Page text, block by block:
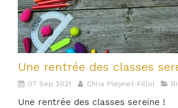
Une rentrée des classes
07 Sep 2021 Chris Pleynet-Fillol
Une rentrée des classes sereine !